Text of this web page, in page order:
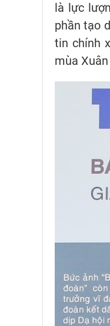
là lực
phần tạo
tin chính
mùa